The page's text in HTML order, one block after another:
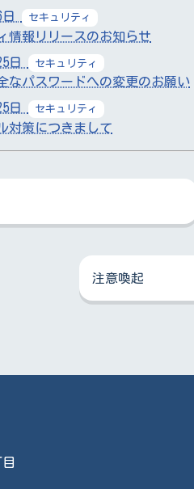
日
セキュリティ
情報リリースのお知らせ
日
セキュリティ
なパスワードへの変更のお願い
日
セキュリティ
対策につきまして
注意喚起